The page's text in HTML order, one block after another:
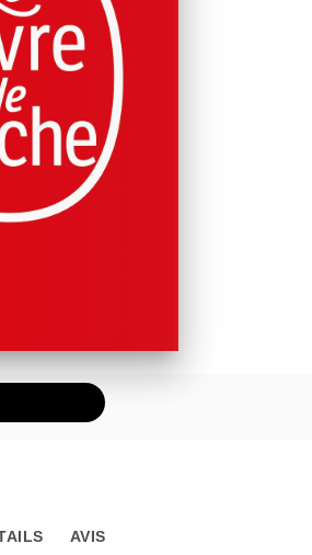
AVIS